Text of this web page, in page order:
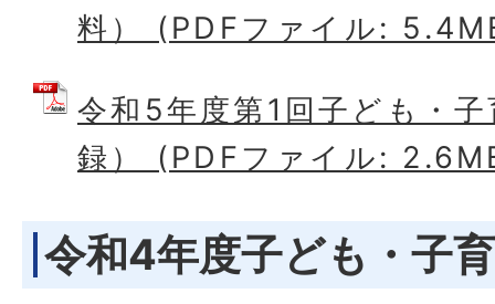
料） (PDFファイル:
令和5年度第1回子ども・
録） (PDFファイル:
令和4年度子ども・子